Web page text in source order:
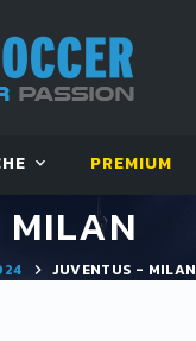
PREMIUM
JUVENTUS - MILAN